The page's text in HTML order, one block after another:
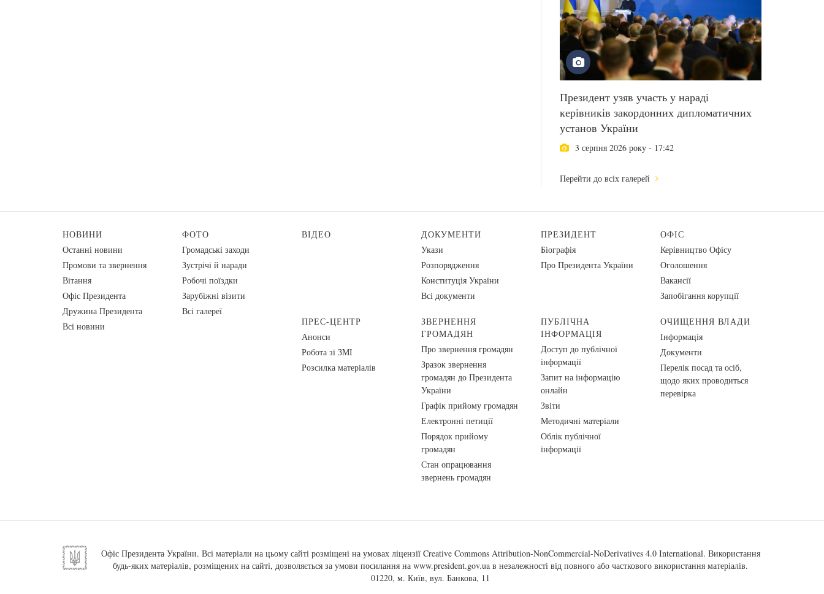
Президент узяв участь у нараді
керівників закордонних дипломатичних
установ України
3 серпня 2026 року - 17:42
Перейти до всіх галерей
НОВИНИ
Останні новини
Промови та звернення
Вiтання
Офіс Президента
Дружина Президента
Всі новини
ФОТО
Громадські заходи
Зустрічі й наради
Робочі поїздки
Зарубіжні візити
Всі галереї
ВІДЕО
ДОКУМЕНТИ
Укази
Розпорядження
Конституція України
Всі документи
ПРЕЗИДЕНТ
Біографія
Про Президента України
ОФІС
Керівництво Офісу
Оголошення
Вакансії
Запобігання корупції
ПРЕС-ЦЕНТР
Анонси
Робота зі ЗМІ
Розсилка матеріалів
ЗВЕРНЕННЯ
ГРОМАДЯН
Про звернення громадян
Зразок звернення
громадян до Президента
України
Графік прийому громадян
Електронні петиції
Порядок прийому
громадян
Стан опрацювання
звернень громадян
ПУБЛІЧНА
ІНФОРМАЦІЯ
Доступ до публічної
інформації
Запит на інформацію
онлайн
Звіти
Методичні матеріали
Облік публічної
інформації
ОЧИЩЕННЯ ВЛАДИ
Інформація
Документи
Перелік посад та осіб,
щодо яких проводиться
перевірка
Офіс Президента України. Всі матеріали на цьому сайті розміщені на умовах ліцензії Creative Commons Attribution-NonCommercial-NoDerivatives 4.0 International. Використання
будь-яких матеріалів, розміщених на сайті, дозволяється за умови посилання на www.president.gov.ua в незалежності від повного або часткового використання матеріалів.
01220, м. Київ, вул. Банкова, 11